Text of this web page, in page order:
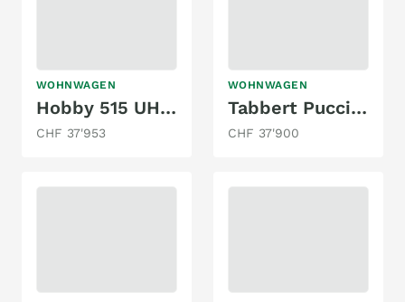
WOHNWAGEN
Hobby 515 UHL De Luxe
CHF 37'953
WOHNWAGEN
Tabbert Puccini 575 DF/F
CHF 37'900